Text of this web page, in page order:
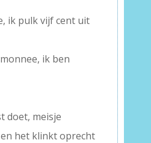
ik pulk vijf cent uit
ik ben
doet, meisje
het klinkt oprecht